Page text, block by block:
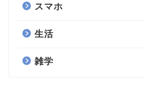
スマホ
生活
雑学